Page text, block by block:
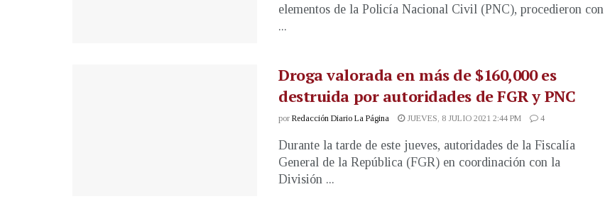
elementos de la Policía Nacional Civil (PNC), procedieron con
...
Droga valorada en más de $160,000 es
destruida por autoridades de FGR y PNC
por Redacción Diario La Página JUEVES, 8 JULIO 2021 2:44 PM 4
Durante la tarde de este jueves, autoridades de la Fiscalía
General de la República (FGR) en coordinación con la
División ...